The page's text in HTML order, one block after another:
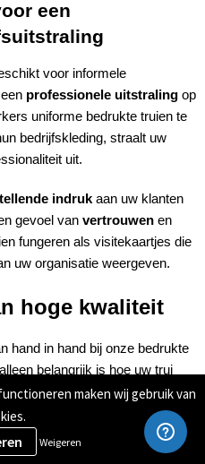
een
voor informele
professionele uitstraling op
uniforme bedrukte truien te
bedrijfskleding, straalt uw
uit.
indrukaan uw klanten
gevoel van vertrouwenen
fungeren als visitekaartjes die
uw organisatie weergeven.
hoge kwaliteit
hand in hand bij onze bedrukte
belangrijk is hoe uw trui
hij aanvoelt. Onze truien zijn
hoogste normen van
zich prettig voelen, zelfs bij
maken wij gebruik van
Weigeren